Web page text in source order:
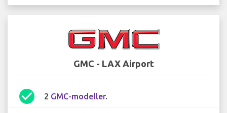
GMC - LAX Airport
check_circle 2 GMC-modeller.